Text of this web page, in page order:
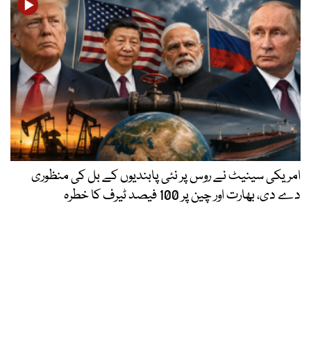
امریکی سینیٹ نے روس پر نئی پابندیوں کے بل کی منظوری
دے دی، بھارت اور چین پر 100 فیصد ٹیرف کا خطرہ